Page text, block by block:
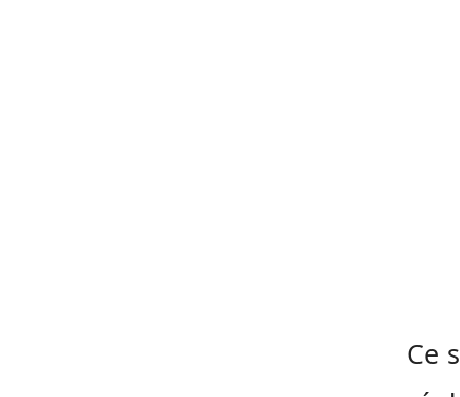
Ce